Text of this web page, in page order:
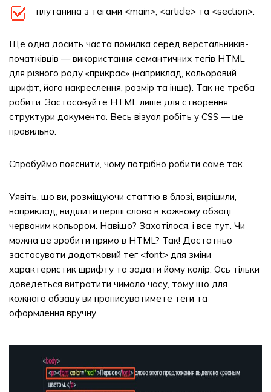
плутанина з тегами <main>, <article> та <section>.
Ще одна досить часта помилка серед верстальників-
початківців — використання семантичних тегів HTML
для різного роду «прикрас» (наприклад, кольоровий
шрифт, його накреслення, розмір та інше). Так не треба
робити. Застосовуйте HTML лише для створення
структури документа. Весь візуал робіть у CSS — це
правильно.
Спробуймо пояснити, чому потрібно робити саме так.
Уявіть, що ви, розміщуючи статтю в блозі, вирішили,
наприклад, виділити перші слова в кожному абзаці
червоним кольором. Навіщо? Захотілося, і все тут. Чи
можна це зробити прямо в HTML? Так! Достатньо
застосувати додатковий тег <font> для зміни
характеристик шрифту та задати йому колір. Ось тільки
доведеться витратити чимало часу, тому що для
кожного абзацу ви прописуватимете теги та
оформлення вручну.